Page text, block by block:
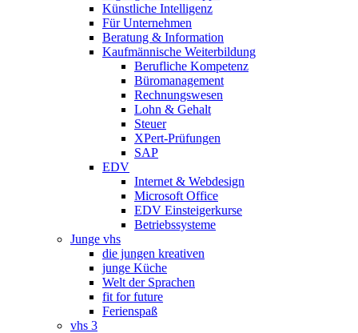
Künstliche Intelligenz
Für Unternehmen
Beratung & Information
Kaufmännische Weiterbildung
Berufliche Kompetenz
Büromanagement
Rechnungswesen
Lohn & Gehalt
Steuer
XPert-Prüfungen
SAP
EDV
Internet & Webdesign
Microsoft Office
EDV Einsteigerkurse
Betriebssysteme
Junge vhs
die jungen kreativen
junge Küche
Welt der Sprachen
fit for future
Ferienspaß
vhs 3